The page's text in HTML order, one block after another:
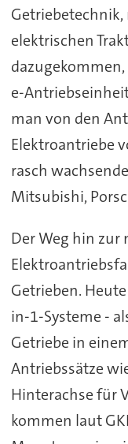
Getriebetechnik,
elektrischen
e-
man von den
Elektroantriebe
rasch
Mitsubishi,
Der Weg hin zur
Getrieben.
in-1-Systeme -
Getriebe in
Antriebssätze
Hinterachse für
kommen laut